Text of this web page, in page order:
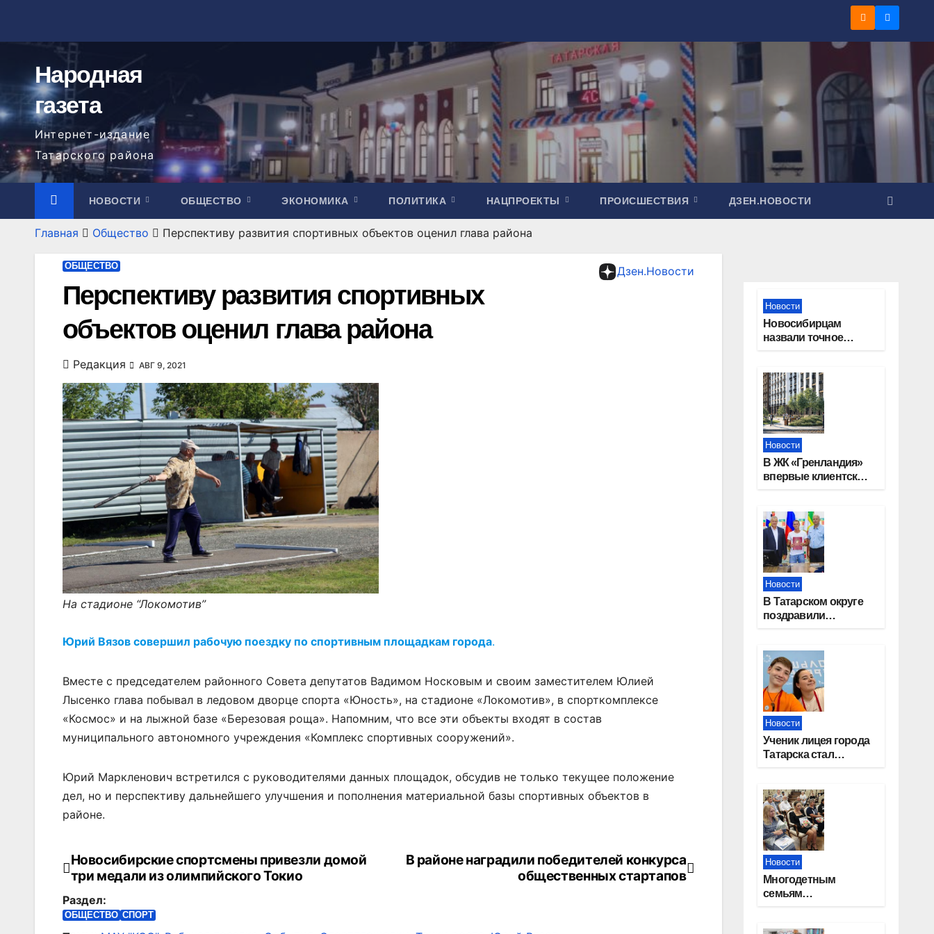
содержимому
Народная
газета
Интернет-издание
Татарского района
НОВОСТИ ОБЩЕСТВО ЭКОНОМИКА ПОЛИТИКА НАЦПРОЕКТЫ ПРОИСШЕСТВИЯ ДЗЕН.НОВОСТИ
Главная Общество Перспективу развития спортивных объектов оценил глава района
Дзен.Новости
ОБЩЕСТВО
Перспективу развития спортивных
объектов оценил глава района
Редакция АВГ 9, 2021
На стадионе “Локомотив”
Юрий Вязов совершил рабочую поездку по спортивным площадкам города.
Вместе с председателем районного Совета депутатов Вадимом Носковым и своим заместителем Юлией
Лысенко глава побывал в ледовом дворце спорта «Юность», на стадионе «Локомотив», в спорткомплексе
«Космос» и на лыжной базе «Березовая роща». Напомним, что все эти объекты входят в состав
муниципального автономного учреждения «Комплекс спортивных сооружений».
Юрий Маркленович встретился с руководителями данных площадок, обсудив не только текущее положение
дел, но и перспективу дальнейшего улучшения и пополнения материальной базы спортивных объектов в
районе.
Навигация
по
записям
В районе наградили победителей конкурса
общественных стартапов
Новосибирские спортсмены привезли домой
три медали из олимпийского Токио
Раздел:
ОБЩЕСТВО СПОРТ
Новости
Новосибирцам
назвали точное
праздники в 2027
году
Новости
В ЖК «Гренландия»
впервые клиентские
группы компаний
«СОЮЗ»
Новости
В Татарском округе
поздравили
отрасли
Новости
Ученик лицея города
Татарска стал
Новости
Многодетным
семьям